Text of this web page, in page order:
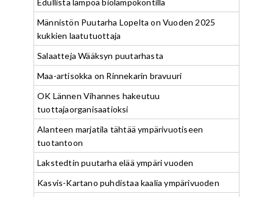
Edullista lämpöä biolämpökontilla
Männistön Puutarha Lopelta on Vuoden 2025
kukkien laatutuottaja
Salaatteja Wääksyn puutarhasta
Maa-artisokka on Rinnekarin bravuuri
OK Lännen Vihannes hakeutuu
tuottajaorganisaatioksi
Alanteen marjatila tähtää ympärivuotiseen
tuotantoon
Lakstedtin puutarha elää ympäri vuoden
Kasvis-Kartano puhdistaa kaalia ympärivuoden